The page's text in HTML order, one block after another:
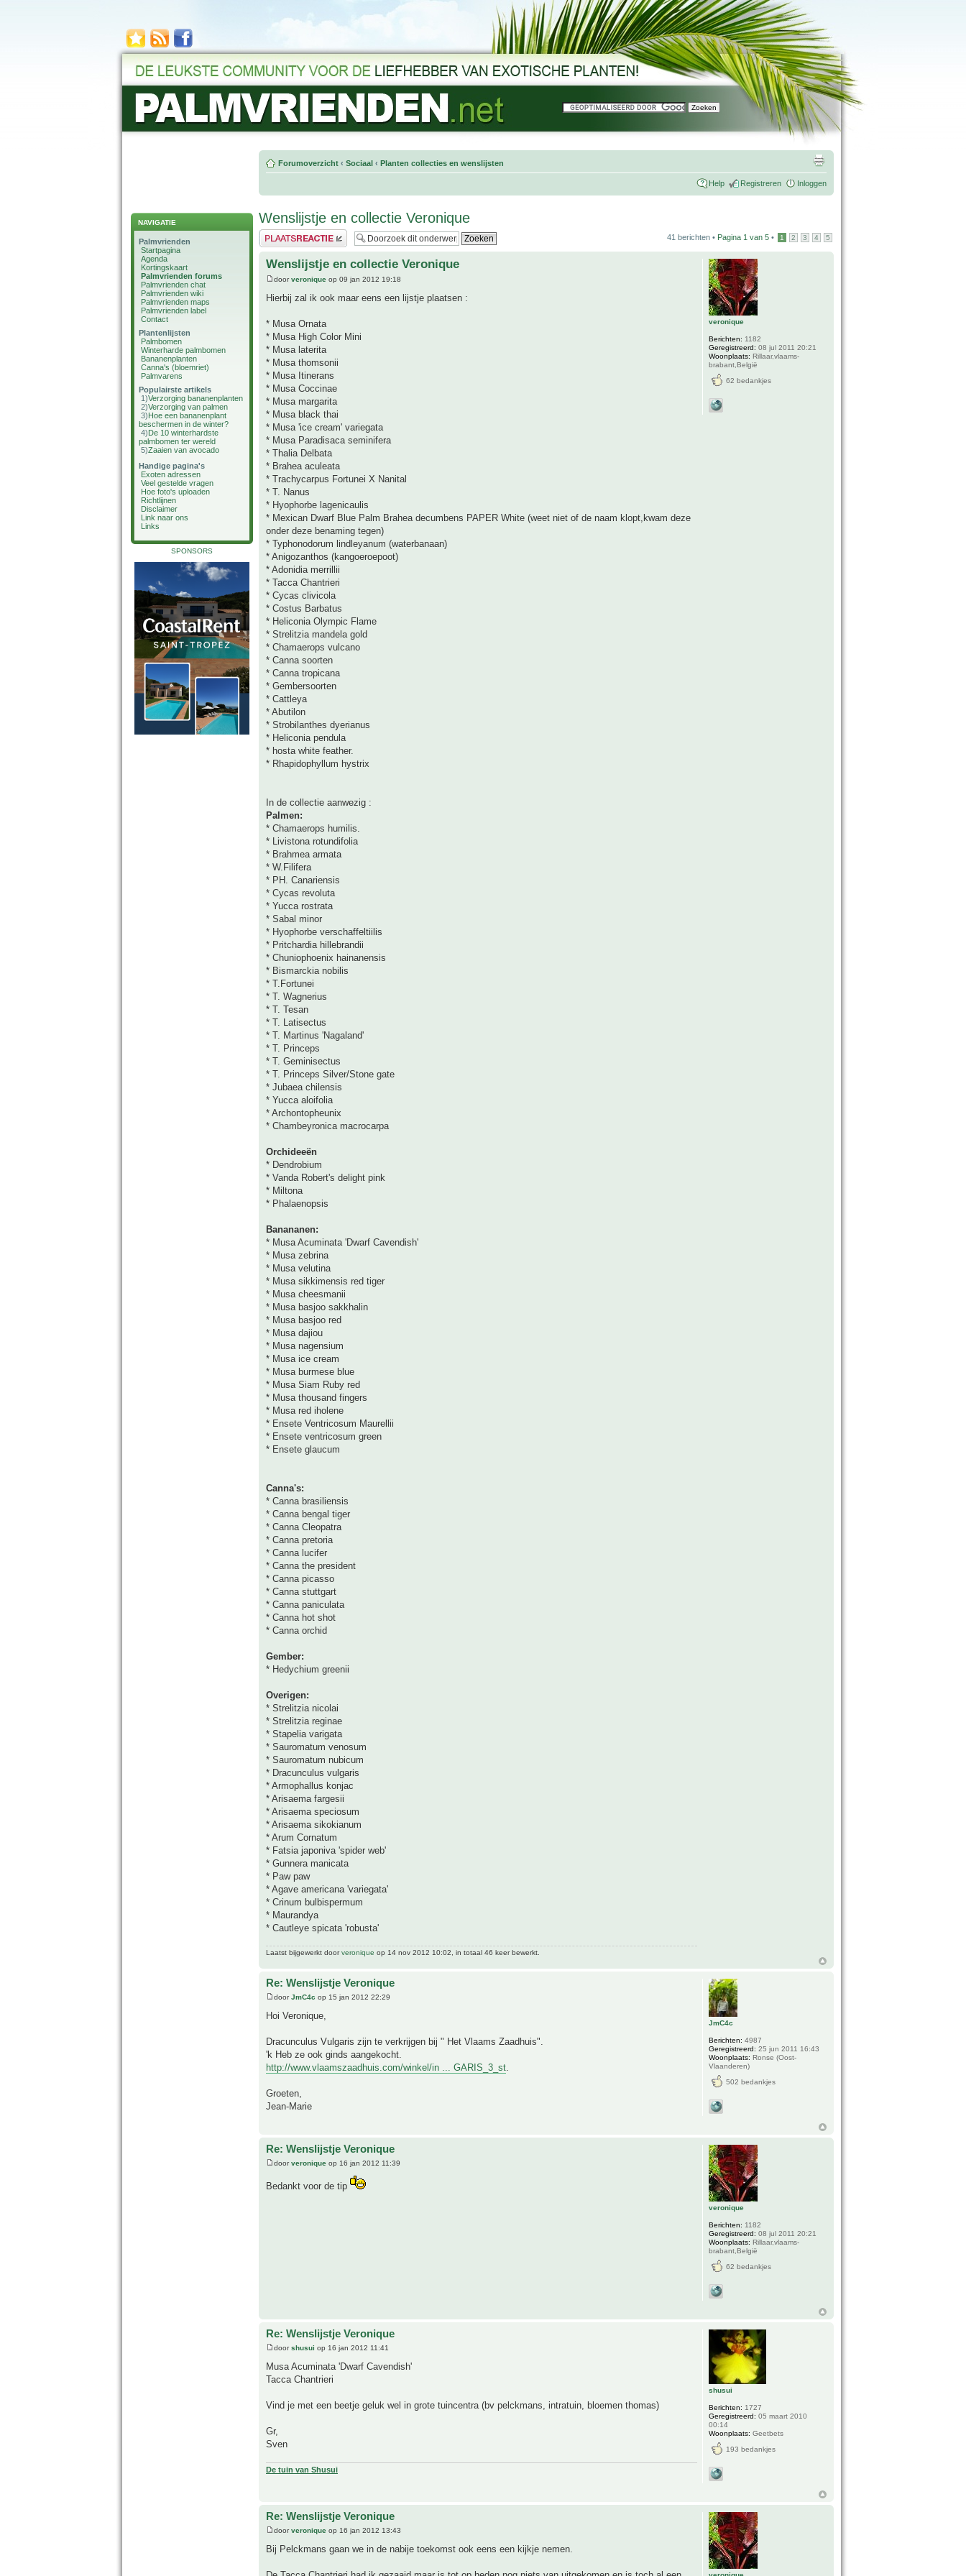
NAVIGATIE
Palmvrienden
Startpagina
Agenda
Kortingskaart
Palmvrienden forums
Palmvrienden chat
Palmvrienden wiki
Palmvrienden maps
Palmvrienden label
Contact
Plantenlijsten
Palmbomen
Winterharde palmbomen
Bananenplanten
Canna's (bloemriet)
Palmvarens
Populairste artikels
1)Verzorging bananenplanten
2)Verzorging van palmen
3)Hoe een bananenplant
beschermen in de winter?
4)De 10 winterhardste
palmbomen ter wereld
5)Zaaien van avocado
Handige pagina's
Exoten adressen
Veel gestelde vragen
Hoe foto's uploaden
Richtlijnen
Disclaimer
Link naar ons
Links
SPONSORS
Forumoverzicht ‹ Sociaal ‹ Planten collecties en wenslijsten
Help Registreren Inloggen
Wenslijstje en collectie Veronique
Plaats een reactie 41 berichten • Pagina 1 van 5 • 1 2 3 4 5
Wenslijstje en collectie Veronique
doorveronique op 09 jan 2012 19:18
Hierbij zal ik ook maar eens een lijstje plaatsen :
* Musa Ornata
* Musa High Color Mini
* Musa laterita
* Musa thomsonii
* Musa Itinerans
* Musa Coccinae
* Musa margarita
* Musa black thai
* Musa 'ice cream' variegata
* Musa Paradisaca seminifera
* Thalia Delbata
* Brahea aculeata
* Trachycarpus Fortunei X Nanital
* T. Nanus
* Hyophorbe lagenicaulis
* Mexican Dwarf Blue Palm Brahea decumbens PAPER White (weet niet of de naam klopt,kwam deze
onder deze benaming tegen)
* Typhonodorum lindleyanum (waterbanaan)
* Anigozanthos (kangoeroepoot)
* Adonidia merrillii
* Tacca Chantrieri
* Cycas clivicola
* Costus Barbatus
* Heliconia Olympic Flame
* Strelitzia mandela gold
* Chamaerops vulcano
* Canna soorten
* Canna tropicana
* Gembersoorten
* Cattleya
* Abutilon
* Strobilanthes dyerianus
* Heliconia pendula
* hosta white feather.
* Rhapidophyllum hystrix
In de collectie aanwezig :
Palmen:
* Chamaerops humilis.
* Livistona rotundifolia
* Brahmea armata
* W.Filifera
* PH. Canariensis
* Cycas revoluta
* Yucca rostrata
* Sabal minor
* Hyophorbe verschaffeltiilis
* Pritchardia hillebrandii
* Chuniophoenix hainanensis
* Bismarckia nobilis
* T.Fortunei
* T. Wagnerius
* T. Tesan
* T. Latisectus
* T. Martinus 'Nagaland'
* T. Princeps
* T. Geminisectus
* T. Princeps Silver/Stone gate
* Jubaea chilensis
* Yucca aloifolia
* Archontopheunix
* Chambeyronica macrocarpa
Orchideeën
* Dendrobium
* Vanda Robert's delight pink
* Miltona
* Phalaenopsis
Banananen:
* Musa Acuminata 'Dwarf Cavendish'
* Musa zebrina
* Musa velutina
* Musa sikkimensis red tiger
* Musa cheesmanii
* Musa basjoo sakkhalin
* Musa basjoo red
* Musa dajiou
* Musa nagensium
* Musa ice cream
* Musa burmese blue
* Musa Siam Ruby red
* Musa thousand fingers
* Musa red iholene
* Ensete Ventricosum Maurellii
* Ensete ventricosum green
* Ensete glaucum
Canna's:
* Canna brasiliensis
* Canna bengal tiger
* Canna Cleopatra
* Canna pretoria
* Canna lucifer
* Canna the president
* Canna picasso
* Canna stuttgart
* Canna paniculata
* Canna hot shot
* Canna orchid
Gember:
* Hedychium greenii
Overigen:
* Strelitzia nicolai
* Strelitzia reginae
* Stapelia varigata
* Sauromatum venosum
* Sauromatum nubicum
* Dracunculus vulgaris
* Armophallus konjac
* Arisaema fargesii
* Arisaema speciosum
* Arisaema sikokianum
* Arum Cornatum
* Fatsia japoniva 'spider web'
* Gunnera manicata
* Paw paw
* Agave americana 'variegata'
* Crinum bulbispermum
* Maurandya
* Cautleye spicata 'robusta'
Laatst bijgewerkt doorveronique op 14 nov 2012 10:02, in totaal 46 keer bewerkt.
veronique
Berichten: 1182
Geregistreerd: 08 jul 2011 20:21
Woonplaats: Rillaar,vlaams-
brabant,België
62 bedankjes
Re: Wenslijstje Veronique
doorJmC4c op 15 jan 2012 22:29
Hoi Veronique,
Dracunculus Vulgaris zijn te verkrijgen bij " Het Vlaams Zaadhuis".
'k Heb ze ook ginds aangekocht.
http://www.vlaamszaadhuis.com/winkel/in ... GARIS_3_st
Groeten,
Jean-Marie
JmC4c
Berichten: 4987
Geregistreerd: 25 jun 2011 16:43
Woonplaats: Ronse (Oost-
Vlaanderen)
502 bedankjes
Re: Wenslijstje Veronique
doorveronique op 16 jan 2012 11:39
Bedankt voor de tip
veronique
Berichten: 1182
Geregistreerd: 08 jul 2011 20:21
Woonplaats: Rillaar,vlaams-
brabant,België
62 bedankjes
Re: Wenslijstje Veronique
doorshusui op 16 jan 2012 11:41
Musa Acuminata 'Dwarf Cavendish'
Tacca Chantrieri
Vind je met een beetje geluk wel in grote tuincentra (bv pelckmans, intratuin, bloemen thomas)
Gr,
Sven
De tuin van Shusui
shusui
Berichten: 1727
Geregistreerd: 05 maart 2010
00:14
Woonplaats: Geetbets
193 bedankjes
Re: Wenslijstje Veronique
doorveronique op 16 jan 2012 13:43
Bij Pelckmans gaan we in de nabije toekomst ook eens een kijkje nemen.